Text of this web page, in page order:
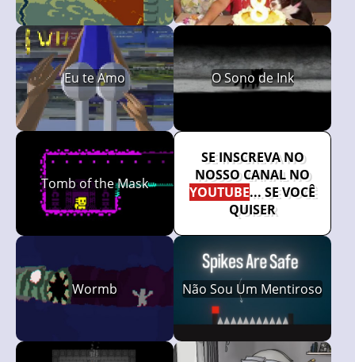
Eu te Amo O Sono de Ink
Tomb of the Mask
SE INSCREVA NO
NOSSO CANAL NO
YOUTUBE... SE VOCÊ
QUISER
Wormb Não Sou Um Mentiroso